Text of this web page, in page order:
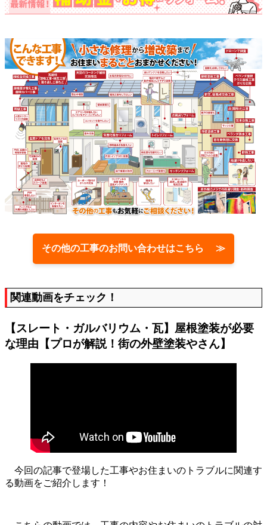
その他の工事のお問い合わせはこちら ≫
関連動画をチェック！
【スレート・ガルバリウム・瓦】屋根塗装が必要
な理由【プロが解説！街の外壁塗装やさん】
今回の記事で登場した工事やお住まいのトラブルに関連す
る動画をご紹介します！